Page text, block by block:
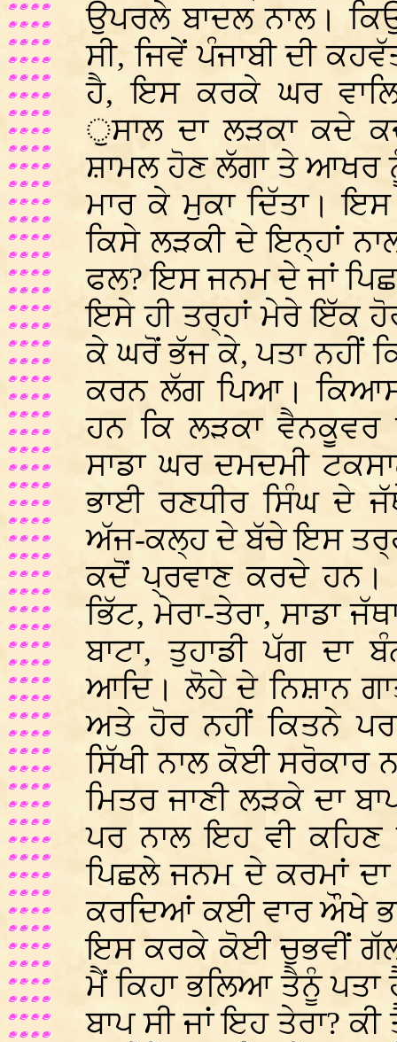
ਉਪਰਲੇ ਬਾਦਲ ਨਾਲ।
ਸੀ, ਜਿਵੇਂ ਪੰਜਾਬੀ ਦੀ
ਹੈ, ਇਸ ਕਰਕੇ ਘਰ
ੁਸਾਲ ਦਾ ਲੜਕਾ ਕਦੇ
ਸ਼ਾਮਲ ਹੋਣ ਲੱਗਾ ਤੇ ਆਖਰ
ਮਾਰ ਕੇ ਮੁਕਾ ਦਿੱਤਾ।
ਕਿਸੇ ਲੜਕੀ ਦੇ ਇਨ੍ਹਾਂ
ਫਲ? ਇਸ ਜਨਮ ਦੇ ਜਾਂ
ਇਸੇ ਹੀ ਤਰ੍ਹਾਂ ਮੇਰੇ ਇੱਕ
ਕੇ ਘਰੋਂ ਭੱਜ ਕੇ, ਪਤਾ ਨਹੀਂ
ਕਰਨ ਲੱਗ ਪਿਆ।
ਹਨ ਕਿ ਲੜਕਾ
ਸਾਡਾ ਘਰ ਦਮਦਮੀ
ਭਾਈ ਰਣਧੀਰ ਸਿੰਘ ਦੇ
ਅੱਜ-ਕਲ੍ਹ ਦੇ ਬੱਚੇ ਇਸ
ਕਦੋਂ ਪ੍ਰਵਾਣ ਕਰਦੇ ਹਨ।
ਭਿੱਟ, ਮੇਰਾ-ਤੇਰਾ, ਸਾਡਾ
ਬਾਟਾ, ਤੁਹਾਡੀ ਪੱਗ ਦਾ
ਆਦਿ। ਲੋਹੇ ਦੇ ਨਿਸ਼ਾਨ
ਅਤੇ ਹੋਰ ਨਹੀਂ ਕਿਤਨੇ
ਸਿੱਖੀ ਨਾਲ ਕੋਈ ਸਰੋਕਾਰ
ਮਿਤਰ ਜਾਣੀ ਲੜਕੇ ਦਾ
ਪਰ ਨਾਲ ਇਹ ਵੀ
ਪਿਛਲੇ ਜਨਮ ਦੇ ਕਰਮਾਂ
ਕਰਦਿਆਂ ਕਈ ਵਾਰ ਔਖੇ
ਇਸ ਕਰਕੇ ਕੋਈ ਚੁਭਵੀਂ
ਮੈਂ ਕਿਹਾ ਭਲਿਆ ਤੈਨੂੰ
ਬਾਪ ਸੀ ਜਾਂ ਇਹ ਤੇਰਾ?